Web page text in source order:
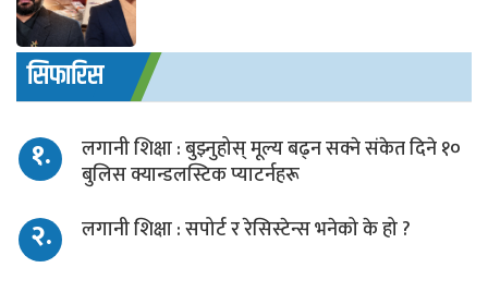
सिफारिस
१.
लगानी शिक्षा : बुझ्नुहोस् मूल्य बढ्न सक्ने संकेत दिने १०
बुलिस क्यान्डलस्टिक प्याटर्नहरू
२. लगानी शिक्षा : सपोर्ट र रेसिस्टेन्स भनेको के हो ?